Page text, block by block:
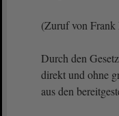
(Zuruf von
Durch den
direkt und ohne
aus den